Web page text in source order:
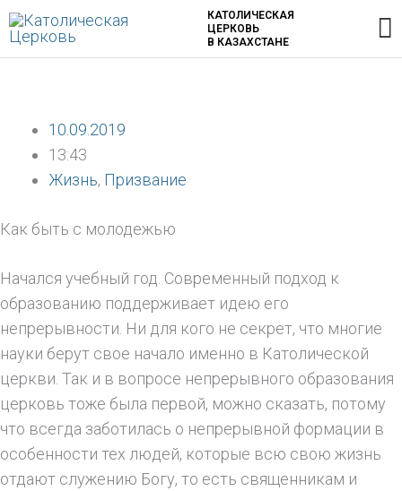
Перейти
содержимому
КАТОЛИЧЕСКАЯ
ЦЕРКОВЬ
В КАЗАХСТАНЕ
10.09.2019
13:43
Жизнь, Призвание
Как быть с молодежью
Начался учебный год. Современный подход к
образованию поддерживает идею его
непрерывности. Ни для кого не секрет, что многие
науки берут свое начало именно в Католической
церкви. Так и в вопросе непрерывного образования
церковь тоже была первой, можно сказать, потому
что всегда заботилась о непрерывной формации в
особенности тех людей, которые всю свою жизнь
отдают служению Богу, то есть священникам и